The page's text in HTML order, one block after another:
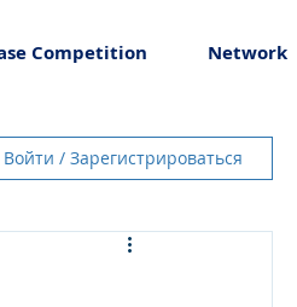
Competition Network
Войти / Зарегистрироваться